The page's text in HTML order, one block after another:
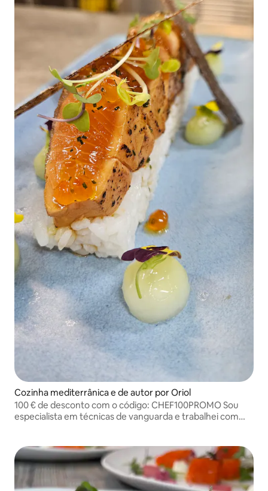
Cozinha mediterrânica e de autor por Oriol
100 € de desconto com o código: CHEF100PROMO Sou
especialista em técnicas de vanguarda e trabalhei com